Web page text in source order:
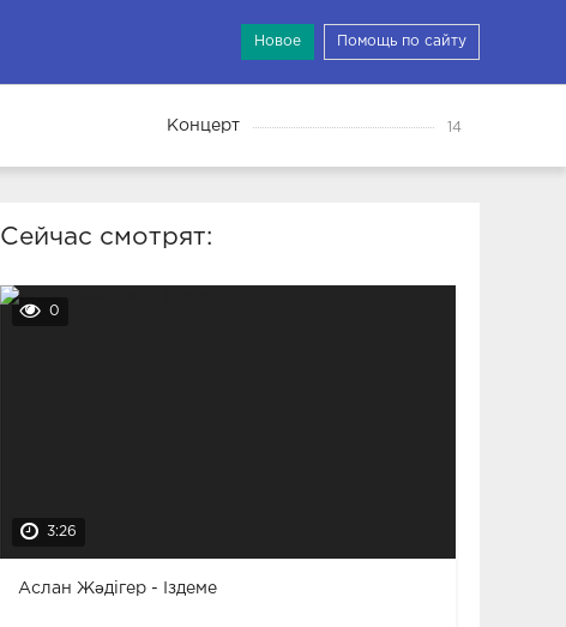
Новое Помощь по сайту
Концерт 14
Сейчас смотрят:
0
3:26
Аслан Жәдігер - Іздеме